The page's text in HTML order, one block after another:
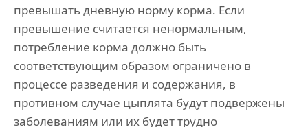
превышать дневную норму корма. Если
превышение считается ненормальным,
потребление корма должно быть
соответствующим образом ограничено в
процессе разведения и содержания, в
противном случае цыплята будут подвержены
заболеваниям или их будет трудно